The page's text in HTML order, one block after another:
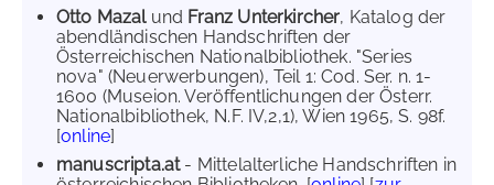
Otto Mazalund Franz Unterkircher, Katalog der
abendländischen Handschriften der
Österreichischen Nationalbibliothek. "Series
nova" (Neuerwerbungen), Teil 1: Cod. Ser. n. 1-
1600 (Museion. Veröffentlichungen der Österr.
Nationalbibliothek, N.F. IV,2,1), Wien 1965, S. 98f.
[online]
manuscripta.at- Mittelalterliche Handschriften in